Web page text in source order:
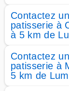
Contactez
patisserie à
à 5 km de
Contactez
patisserie à
5 km de